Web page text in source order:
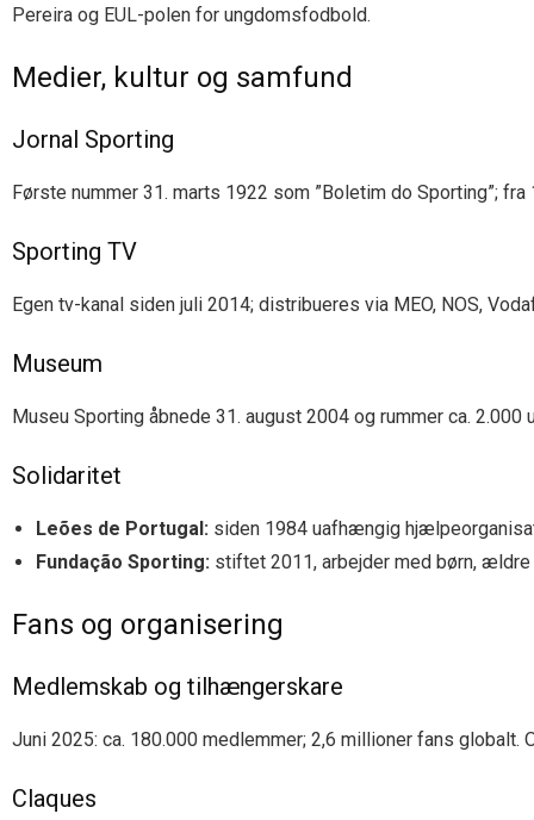
Pereira og EUL-polen for ungdomsfodbold.
Medier, kultur og samfund
Jornal Sporting
Første nummer 31. marts 1922 som ”Boletim do Sporting”;
Sporting TV
Egen tv-kanal siden juli 2014; distribueres via MEO, NOS,
Museum
Museu Sporting åbnede 31. august 2004 og rummer ca.
Solidaritet
Leões de Portugal: siden 1984 uafhængig
Fundação Sporting: stiftet 2011, arbejder med børn,
Fans og organisering
Medlemskab og tilhængerskare
Juni 2025: ca. 180.000 medlemmer; 2,6 millioner fans
Claques